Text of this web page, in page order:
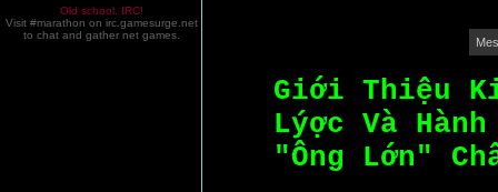
Old school. IRC!
Visit #marathon on irc.gamesurge.net
to chat and gather net games.
Giới Thiệu
Lýợc Và
"Ông Lớn"